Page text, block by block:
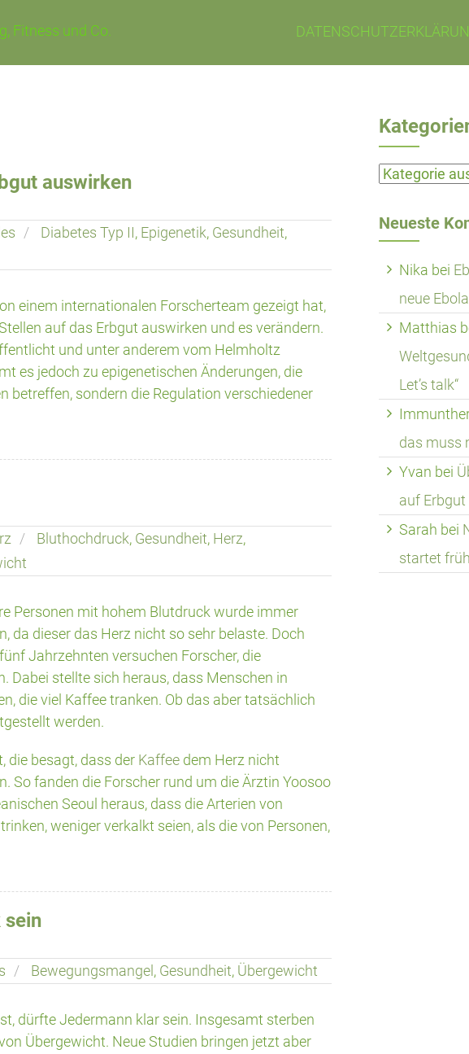
Fitness und Co.
auswirken
Diabetes Typ II, Epigenetik, Gesundheit,
einem internationalen Forscherteam gezeigt hat,
auf das Erbgut auswirken und es verändern.
und unter anderem vom Helmholtz
es jedoch zu epigenetischen Änderungen, die
betreffen, sondern die Regulation verschiedener
Bluthochdruck, Gesundheit, Herz,
Personen mit hohem Blutdruck wurde immer
da dieser das Herz nicht so sehr belaste. Doch
Jahrzehnten versuchen Forscher, die
Dabei stellte sich heraus, dass Menschen in
die viel Kaffee tranken. Ob das aber tatsächlich
werden.
die besagt, dass der Kaffee dem Herz nicht
So fanden die Forscher rund um die Ärztin Yoosoo
Seoul heraus, dass die Arterien von
weniger verkalkt seien, als die von Personen,
sein
Bewegungsmangel , Gesundheit, Übergewicht
dürfte Jedermann klar sein. Insgesamt sterben
Übergewicht. Neue Studien bringen jetzt aber
Kategorien
Neueste
Nika bei
neue
Matthias
Let’s talk“
das muss
Yvan bei
auf
Sarah bei
startet früh